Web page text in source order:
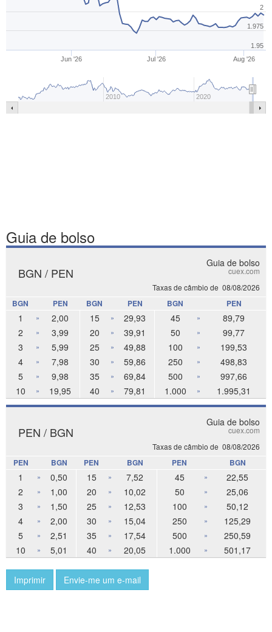
Jun '26 Jul '26 Aug '26
2010 2020
1.95
1.975
2
Guia de bolso
Guia de bolso
cuex.com
Taxas de câmbio de 08/08/2026
BGN / PEN
BGN PEN BGN PEN BGN PEN
1 » 2,00 15 » 29,93 45 »
89,79
2
» 3,99 20 » 39,91 50 »
99,77
3
» 5,99 25 » 49,88 100 »
199,53
4
» 7,98 30 » 59,86 250 »
498,83
5
» 9,98 35 » 69,84 500 »
997,66
10
» 19,95 40 » 79,81 1.000 » 1.995,31
Guia de bolso
cuex.com
Taxas de câmbio de 08/08/2026
PEN / BGN
PEN BGN PEN BGN PEN BGN
1 » 0,50 15 » 7,52 45 »
22,55
2
» 1,00 20 » 10,02 50 »
25,06
3
» 1,50 25 » 12,53 100 »
50,12
4
» 2,00 30 » 15,04 250 »
125,29
5
» 2,51 35 » 17,54 500 »
250,59
10
» 5,01 40 » 20,05 1.000 » 501,17
Imprimir Envie-me um e-mail